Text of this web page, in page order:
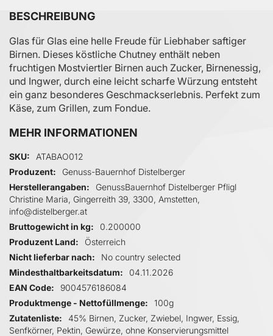
BESCHREIBUNG
Glas für Glas eine helle Freude für Liebhaber saftiger
Birnen. Dieses köstliche Chutney enthält neben
fruchtigen Mostviertler Birnen auch Zucker, Birnenessig,
und Ingwer, durch eine leicht scharfe Würzung entsteht
ein ganz besonderes Geschmackserlebnis. Perfekt zum
Käse, zum Grillen, zum Fondue.
MEHR INFORMATIONEN
Mehr Informationen
SKU
ATABAO012
Produzent
Genuss-Bauernhof Distelberger
Herstellerangaben
GenussBauernhof Distelberger Pfligl
Christine Maria, Gingerreith 39, 3300, Amstetten,
info@distelberger.at
Bruttogewicht in kg
0.200000
Produzent Land
Österreich
Nicht lieferbar nach
No country selected
Mindesthaltbarkeitsdatum
04.11.2026
EAN Code
9004576186084
Produktmenge - Nettofüllmenge
100g
Zutatenliste
45% Birnen, Zucker, Zwiebel, Ingwer, Essig,
Senfkörner, Pektin, Gewürze, ohne Konservierungsmittel